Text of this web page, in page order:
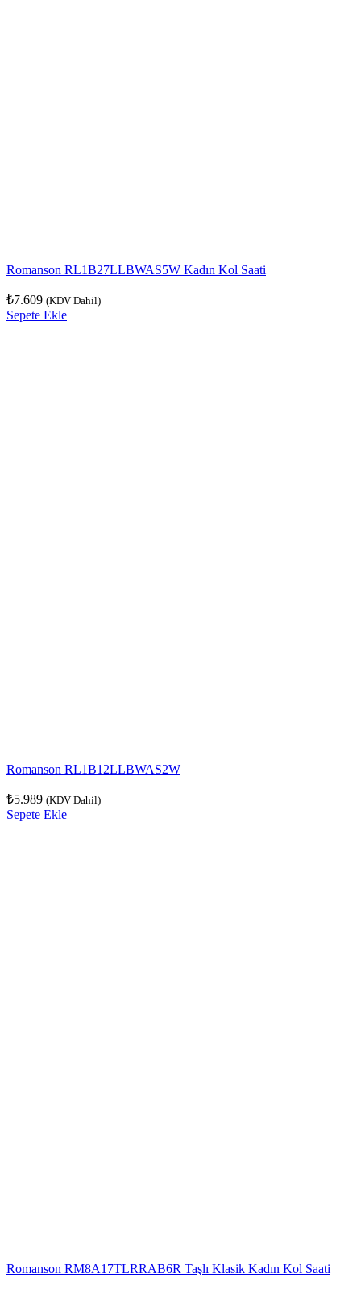
Romanson RL1B27LLBWAS5W Kadın Kol Saati
₺7.609 (KDV Dahil)
Sepete Ekle
Romanson RL1B12LLBWAS2W
₺5.989 (KDV Dahil)
Sepete Ekle
Romanson RM8A17TLRRAB6R Taşlı Klasik Kadın Kol Saati